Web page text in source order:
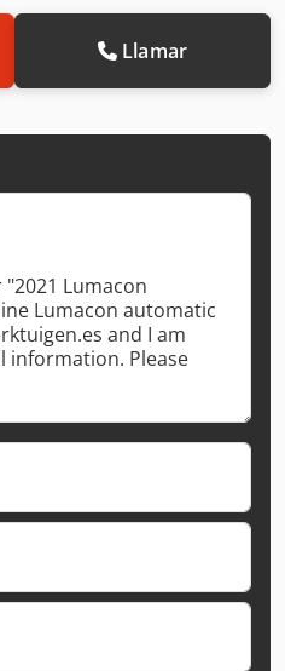
Llamar